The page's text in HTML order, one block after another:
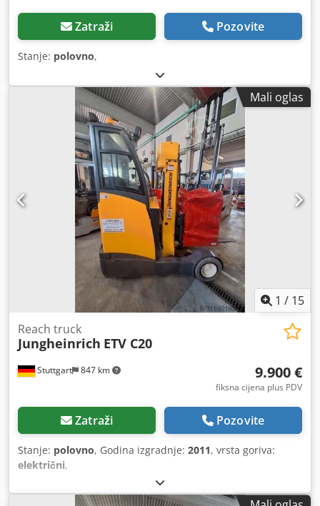
Zatraži Pozovite
Stanje: polovno,
Mali oglas
1 / 15
Stuttgart 847 km
Reach truck
Jungheinrich ETV C20
9.900 €
fiksna cijena plus PDV
Zatraži Pozovite
Stanje: polovno, Godina izgradnje: 2011, vrsta goriva:
električni,